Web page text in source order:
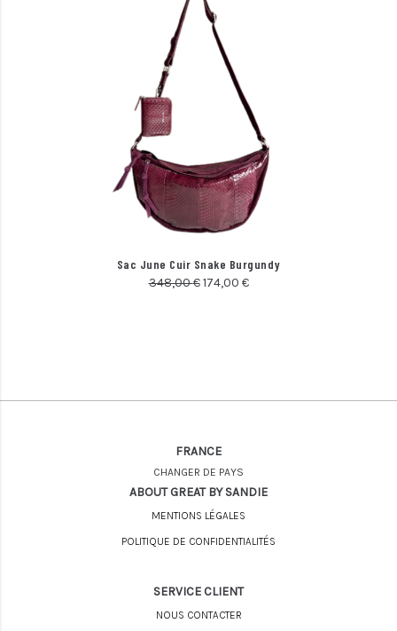
Sac June Cuir Snake Burgundy
348,00€ 174,00 €
FRANCE
CHANGER DE PAYS
ABOUT GREAT BY SANDIE
MENTIONS LÉGALES
POLITIQUE DE CONFIDENTIALITÉS
SERVICE CLIENT
NOUS CONTACTER